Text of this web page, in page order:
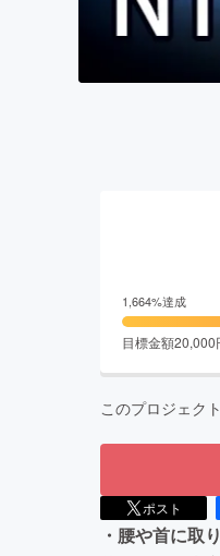
1,664%達成
目標金額20,000
このプロジェクト
ポスト
・腰や首に取